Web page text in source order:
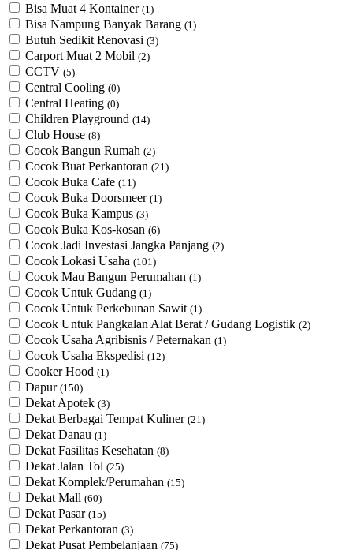
Bisa Muat 4 Kontainer (1)
Bisa Nampung Banyak Barang (1)
Butuh Sedikit Renovasi (3)
Carport Muat 2 Mobil (2)
CCTV (5)
Central Cooling (0)
Central Heating (0)
Children Playground (14)
Club House (8)
Cocok Bangun Rumah (2)
Cocok Buat Perkantoran (21)
Cocok Buka Cafe (11)
Cocok Buka Doorsmeer (1)
Cocok Buka Kampus (3)
Cocok Buka Kos-kosan (6)
Cocok Jadi Investasi Jangka Panjang (2)
Cocok Lokasi Usaha (101)
Cocok Mau Bangun Perumahan (1)
Cocok Untuk Gudang (1)
Cocok Untuk Perkebunan Sawit (1)
Cocok Untuk ​Pangkalan Alat Berat / Gudang Logistik (2)
Cocok Usaha Agribisnis / Peternakan (1)
Cocok Usaha Ekspedisi (12)
Cooker Hood (1)
Dapur (150)
Dekat Apotek (3)
Dekat Berbagai Tempat Kuliner (21)
Dekat Danau (1)
Dekat Fasilitas Kesehatan (8)
Dekat Jalan Tol (25)
Dekat Komplek/Perumahan (15)
Dekat Mall (60)
Dekat Pasar (15)
Dekat Perkantoran (3)
Dekat Pusat Pembelanjaan (75)